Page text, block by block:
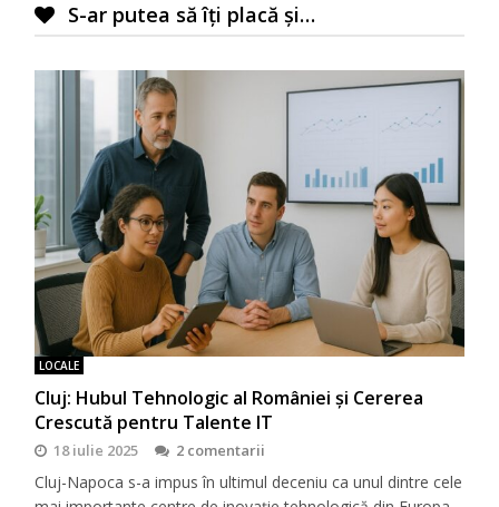
S-ar putea să îți placă și…
LOCALE
Cluj: Hubul Tehnologic al României și Cererea
Crescută pentru Talente IT
18 iulie 2025 2 comentarii
Cluj-Napoca s-a impus în ultimul deceniu ca unul dintre cele